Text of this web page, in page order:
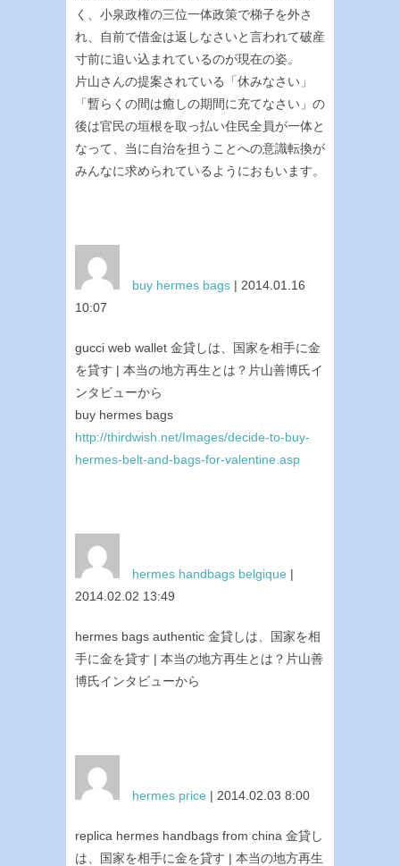
く、小泉政権の三位一体政策で梯子を外さ
れ、自前で借金は返しなさいと言われて破産
寸前に追い込まれているのが現在の姿。
片山さんの提案されている「休みなさい」
「暫らくの間は癒しの期間に充てなさい」の
後は官民の垣根を取っ払い住民全員が一体と
なって、当に自治を担うことへの意識転換が
みんなに求められているようにおもいます。
buy hermes bags | 2014.01.16
10:07
gucci web wallet 金貸しは、国家を相手に金
を貸す | 本当の地方再生とは？片山善博氏イ
ンタビューから
buy hermes bags
http://thirdwish.net/Images/decide-to-buy-
hermes-belt-and-bags-for-valentine.asp
hermes handbags belgique |
2014.02.02 13:49
hermes bags authentic 金貸しは、国家を相
手に金を貸す | 本当の地方再生とは？片山善
博氏インタビューから
hermes price | 2014.02.03 8:00
replica hermes handbags from china 金貸し
は、国家を相手に金を貸す | 本当の地方再生